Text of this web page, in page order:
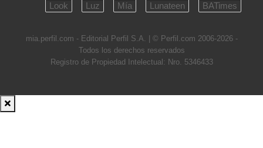
Look
Luz Mía Lunateen BATimes
mia.perfil.com - Editorial Perfil S.A. | © Perfil.com 2006-2026 -
Todos los derechos reservados
Registro de Propiedad Intelectual: Nro. 5346433